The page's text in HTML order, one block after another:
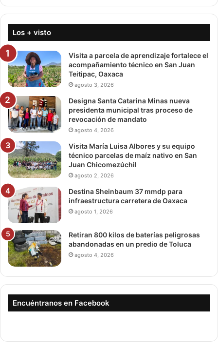
Los + visto
Visita a parcela de aprendizaje fortalece el
acompañamiento técnico en San Juan
Teitipac, Oaxaca
agosto 3, 2026
Designa Santa Catarina Minas nueva
presidenta municipal tras proceso de
revocación de mandato
agosto 4, 2026
Visita María Luisa Albores y su equipo
técnico parcelas de maíz nativo en San
Juan Chicomezúchil
agosto 2, 2026
Destina Sheinbaum 37 mmdp para
infraestructura carretera de Oaxaca
agosto 1, 2026
Retiran 800 kilos de baterías peligrosas
abandonadas en un predio de Toluca
agosto 4, 2026
Encuéntranos en Facebook